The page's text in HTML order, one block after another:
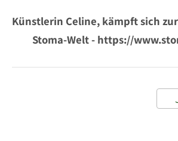
Künstlerin Celine, kämpft sich
Stoma-Welt - https://